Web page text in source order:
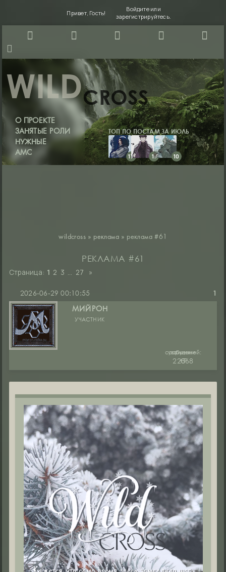
О ПРОЕКТЕ
ЗАНЯТЫЕ РОЛИ
НУЖНЫЕ
АМС
WILDCROSS
ТОП ПО ПОСТАМ ЗА ИЮЛЬ
17 11 10
Привет, Гость! Войдитеили
зарегистрируйтесь.
wildcross » реклама » реклама #61
РЕКЛАМА #61
Страница: 1 2 3 … 27 »
1
2026-06-29 00:10:55
МИЙРОН
УЧАСТНИК
руны:
0
сообщений:
22368
уважение:
+7